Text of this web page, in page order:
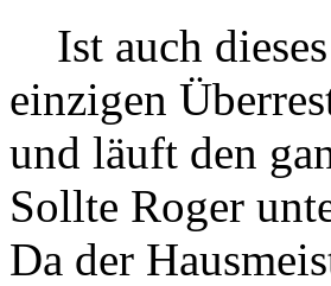
Ist auch
einzigen
und läuft den
Sollte Roger
Da der